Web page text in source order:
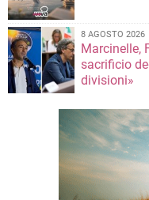
8 AGOSTO 2026
Marcinelle,
sacrificio
divisioni»